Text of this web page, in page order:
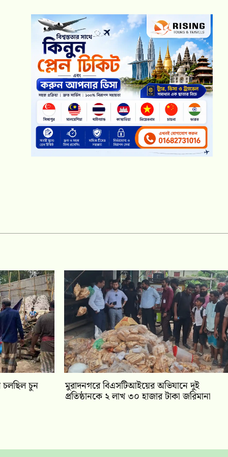
চলছিল চুন মুরাদনগরে বিএসটিআইয়ের অভিযানে দুই
প্রতিষ্ঠানকে ২ লাখ ৩০ হাজার টাকা জরিমানা